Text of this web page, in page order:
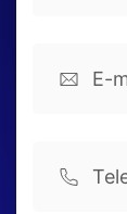
(Vereist)